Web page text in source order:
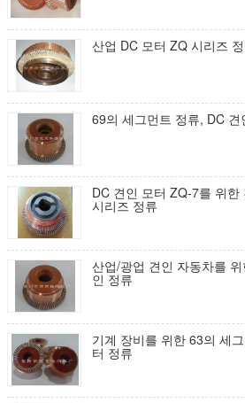
산업 DC 모터 ZQ 시리즈
69의 세그먼트 정류, DC
DC 견인 모터 ZQ-7를 위
시리즈 정류
산업/광업 견인 자동차를
인 정류
기계 장비를 위한 63의 세
터 정류